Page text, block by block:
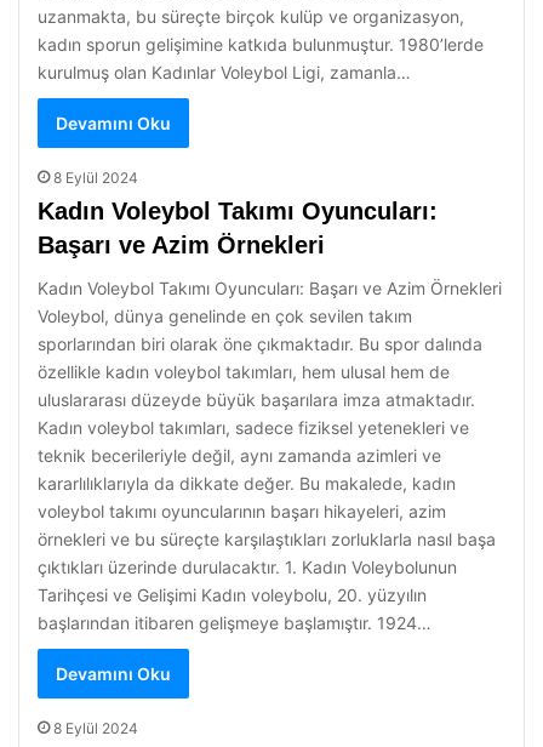
uzanmakta, bu süreçte birçok kulüp ve organizasyon,
kadın sporun gelişimine katkıda bulunmuştur. 1980’lerde
kurulmuş olan Kadınlar Voleybol Ligi, zamanla…
Devamını Oku
8 Eylül 2024
Kadın Voleybol Takımı Oyuncuları:
Başarı ve Azim Örnekleri
Kadın Voleybol Takımı Oyuncuları: Başarı ve Azim Örnekleri
Voleybol, dünya genelinde en çok sevilen takım
sporlarından biri olarak öne çıkmaktadır. Bu spor dalında
özellikle kadın voleybol takımları, hem ulusal hem de
uluslararası düzeyde büyük başarılara imza atmaktadır.
Kadın voleybol takımları, sadece fiziksel yetenekleri ve
teknik becerileriyle değil, aynı zamanda azimleri ve
kararlılıklarıyla da dikkate değer. Bu makalede, kadın
voleybol takımı oyuncularının başarı hikayeleri, azim
örnekleri ve bu süreçte karşılaştıkları zorluklarla nasıl başa
çıktıkları üzerinde durulacaktır. 1. Kadın Voleybolunun
Tarihçesi ve Gelişimi Kadın voleybolu, 20. yüzyılın
başlarından itibaren gelişmeye başlamıştır. 1924…
Devamını Oku
8 Eylül 2024